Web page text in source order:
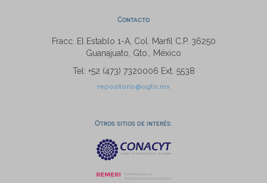
Contacto
Fracc. El Establo 1-A, Col. Marfil C.P. 36250
Guanajuato, Gto., México
Tel: +52 (473) 7320006 Ext. 5538
repositorio@ugto.mx
Otros sitios de interés: